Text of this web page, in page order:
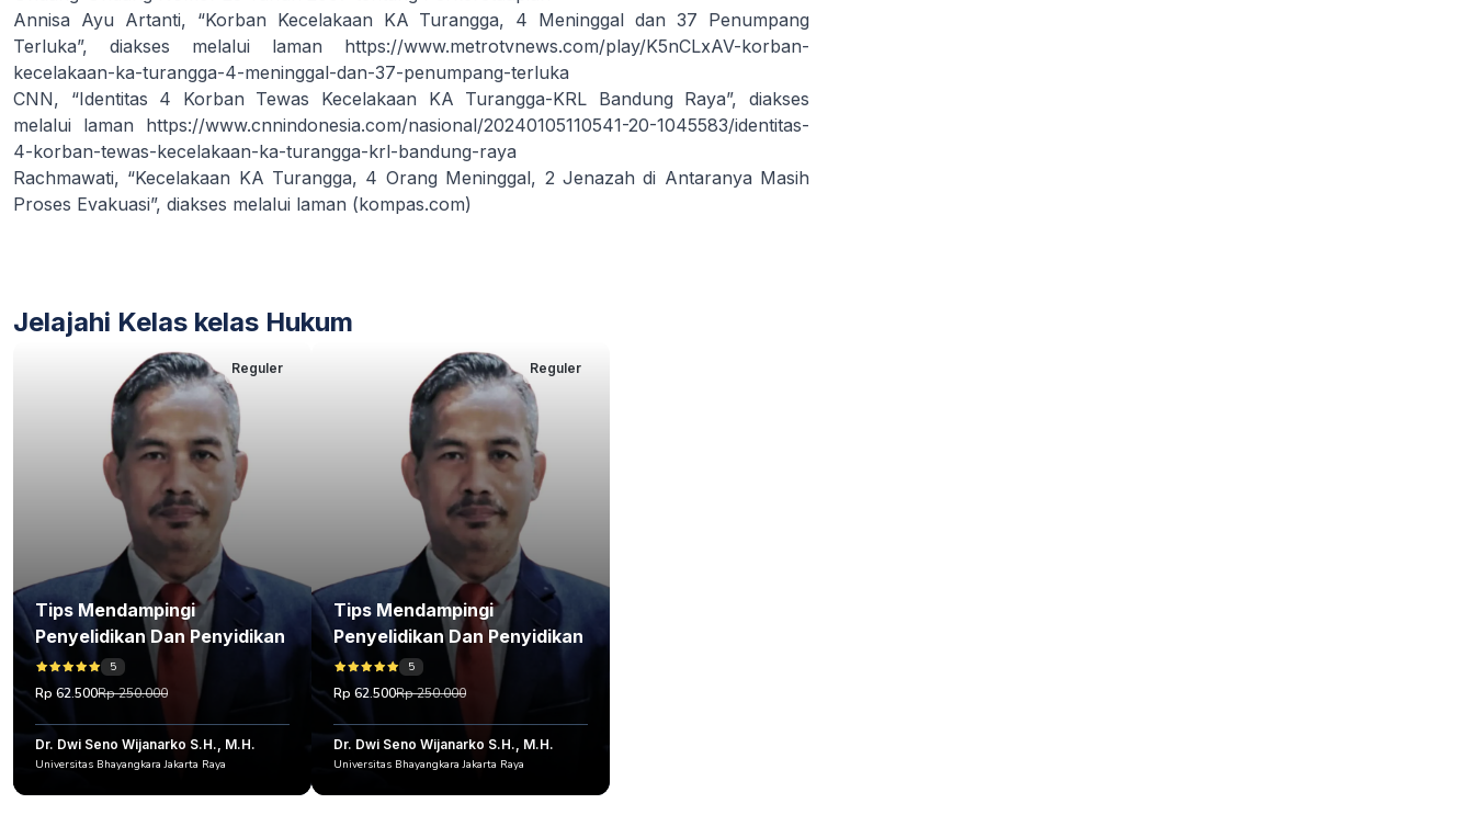
Annisa Ayu Artanti, “Korban Kecelakaan KA Turangga, 4 Meninggal dan 37 Penumpang
Terluka”, diakses melalui laman https://www.metrotvnews.com/play/K5nCLxAV-korban-
kecelakaan-ka-turangga-4-meninggal-dan-37-penumpang-terluka
CNN, “Identitas 4 Korban Tewas Kecelakaan KA Turangga-KRL Bandung Raya”, diakses
melalui laman https://www.cnnindonesia.com/nasional/20240105110541-20-1045583/identitas-
4-korban-tewas-kecelakaan-ka-turangga-krl-bandung-raya
Rachmawati, “Kecelakaan KA Turangga, 4 Orang Meninggal, 2 Jenazah di Antaranya Masih
Proses Evakuasi”, diakses melalui laman (kompas.com)
Jelajahi Kelas kelas Hukum
Reguler
Tips Mendampingi
Penyelidikan Dan Penyidikan
5
Rp 62.500Rp 250.000
Dr. Dwi Seno Wijanarko S.H., M.H.
Universitas Bhayangkara Jakarta Raya
Reguler
Tips Mendampingi
Penyelidikan Dan Penyidikan
5
Rp 62.500Rp 250.000
Dr. Dwi Seno Wijanarko S.H., M.H.
Universitas Bhayangkara Jakarta Raya